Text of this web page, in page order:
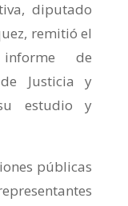
diputado
remitió el
de
Justicia y
estudio y
públicas